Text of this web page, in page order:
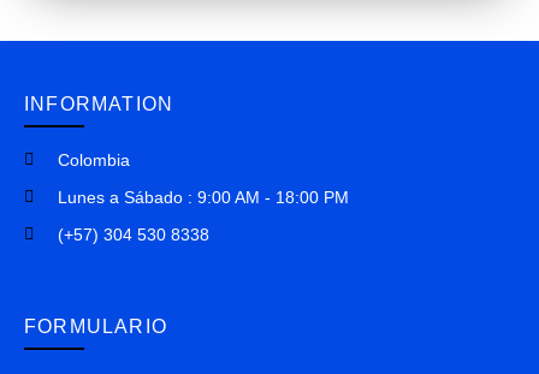
INFORMATION
Colombia
Lunes a Sábado : 9:00 AM - 18:00 PM
(+57) 304 530 8338
FORMULARIO